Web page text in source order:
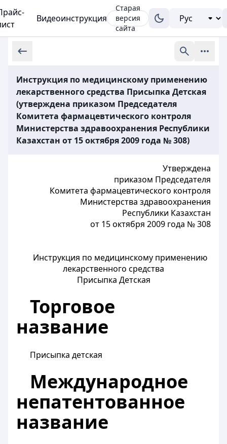
Видеоинструкция
Старая
версия
сайта
Инструкция по медицинскому применению
лекарственного средства Присыпка Детская
(утверждена приказом Председателя
Комитета фармацевтического контроля
Министерства здравоохранения Республики
Казахстан от 15 октября 2009 года № 308)
Утверждена
приказом Председателя
Комитета фармацевтического контроля
Министерства здравоохранения
Республики Казахстан
от 15 октября 2009 года № 308
Инструкция по медицинскому применению
лекарственного средства
Присыпка Детская
Торговое
название
Присыпка детская
Международное
непатентованное
название